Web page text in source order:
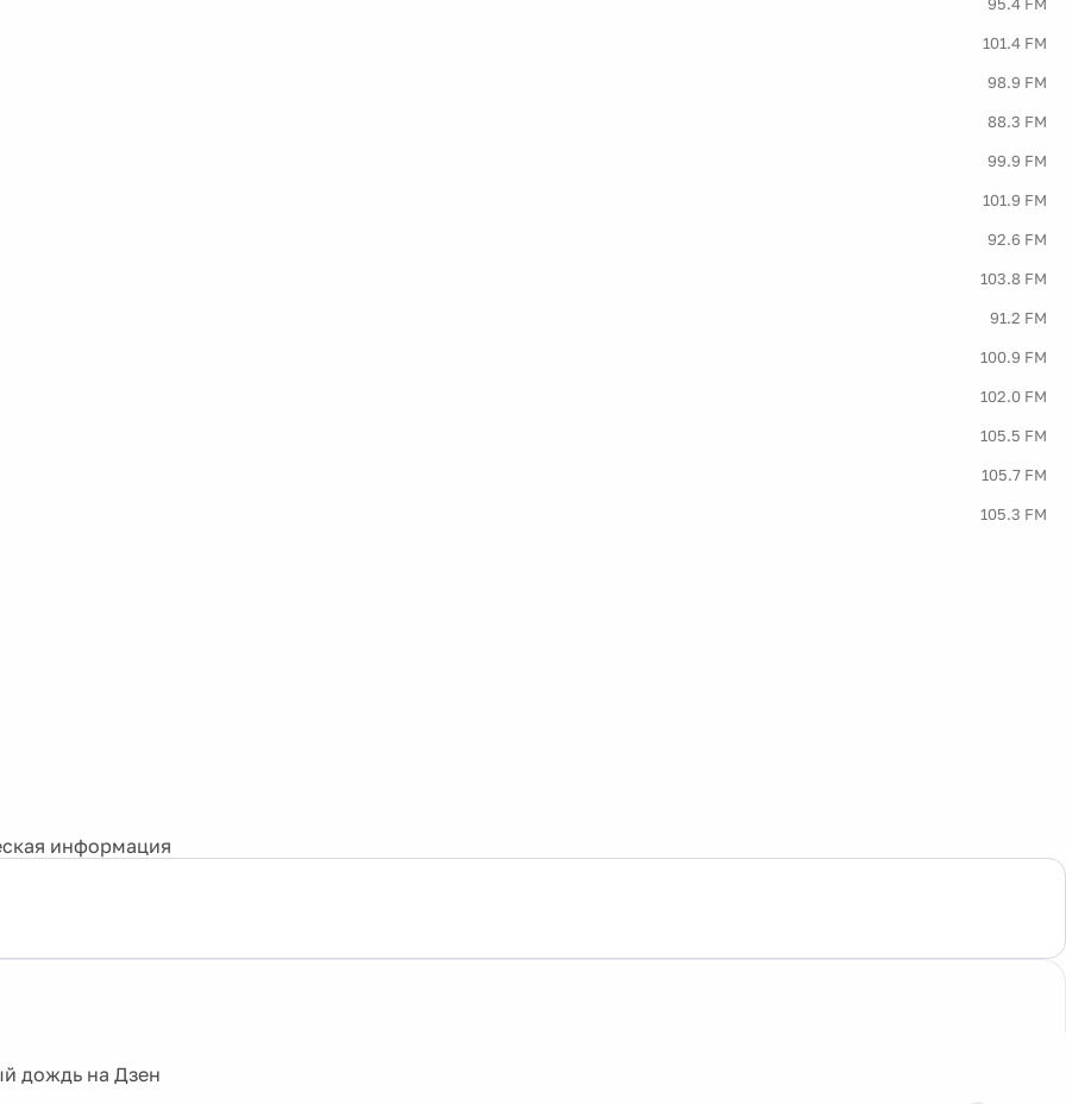
95.4 FM
101.4 FM
98.9 FM
88.3 FM
99.9 FM
101.9 FM
92.6 FM
103.8 FM
91.2 FM
100.9 FM
102.0 FM
105.5 FM
105.7 FM
105.3 FM
информация